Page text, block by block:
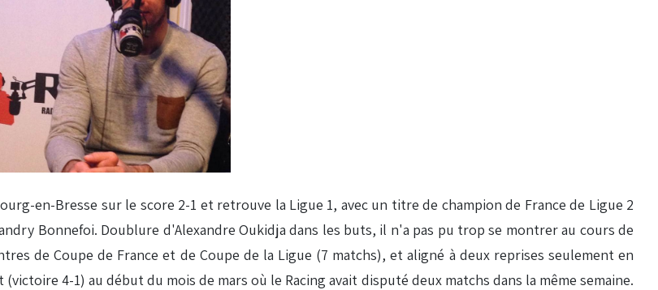
en-Bresse sur le score 2-1 et retrouve la Ligue 1, avec un titre de champion de France de Ligue 2
Bonnefoi. Doublure d'Alexandre Oukidja dans les buts, il n'a pas pu trop se montrer au cours de
de Coupe de France et de Coupe de la Ligue (7 matchs), et aligné à deux reprises seulement en
4-1) au début du mois de mars où le Racing avait disputé deux matchs dans la même semaine.